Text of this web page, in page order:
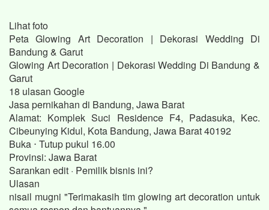
Lihat foto
Peta Glowing Art Decoration | Dekorasi Wedding Di
Bandung & Garut
Glowing Art Decoration | Dekorasi Wedding Di Bandung &
Garut
18 ulasan Google
Jasa pernikahan di Bandung, Jawa Barat
Alamat: Komplek Suci Residence F4, Padasuka, Kec.
Cibeunying Kidul, Kota Bandung, Jawa Barat 40192
Buka ⋅ Tutup pukul 16.00
Provinsi: Jawa Barat
Sarankan edit · Pemilik bisnis ini?
Ulasan
nisail mugni "Terimakasih tim glowing art decoration untuk